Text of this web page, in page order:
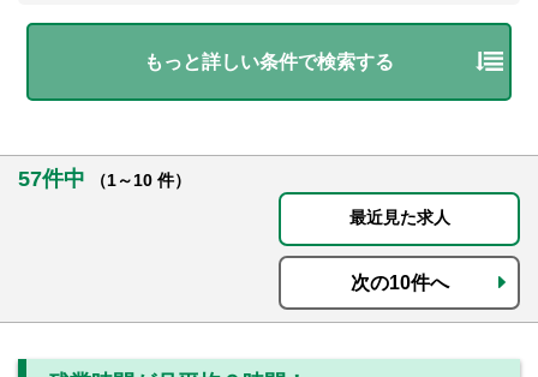
もっと詳しい条件で検索する
57件中
（1～10 件）
最近見た求人
次の10件へ